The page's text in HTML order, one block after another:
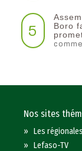
5
Boro
Nos sites
»Les régionales
»Lefaso-TV